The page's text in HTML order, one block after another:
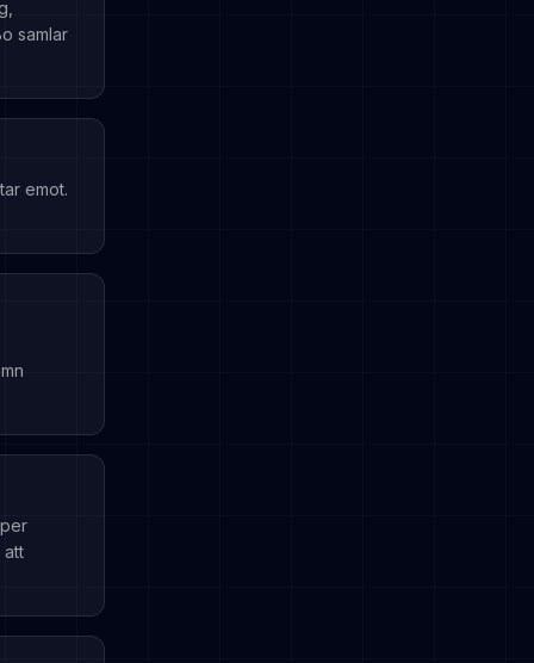
samlar
emot.
att